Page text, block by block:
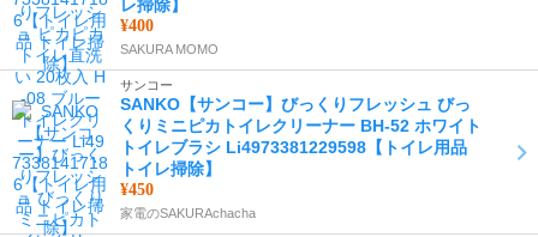
レ掃除】
¥400
SAKURA MOMO
サンコー
SANKO【サンコー】びっくりフレッシュ びっ
くりミニピカトイレクリーナー BH-52 ホワイト
トイレブラシ Li4973381229598【トイレ用品
トイレ掃除】
¥450
家電のSAKURAchacha